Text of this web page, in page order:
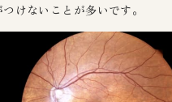
けないことが多いです。